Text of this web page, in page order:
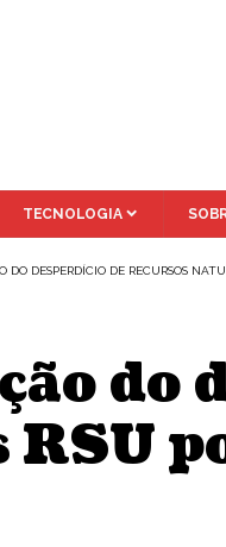
TECNOLOGIA
DO DESPERDÍCIO DE RECURSOS
do